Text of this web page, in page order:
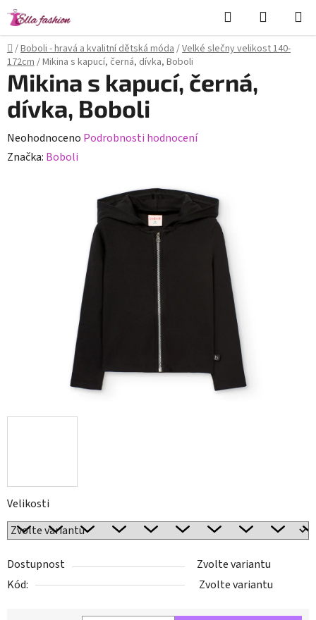
Přejít
na
obsah
Hledat
KOŠÍK
Domů
/Boboli - hravá a kvalitní dětská móda/Velké slečny velikost 140-
172cm/Mikina s kapucí, černá, dívka, Boboli
Velikosti
Dostupnost
Zvolte variantu
Kód:
Zvolte variantu
Mikina s kapucí, černá,
dívka, Boboli
Průměrné
hodnocení
Neohodnoceno Podrobnosti hodnocení
Značka: Boboli